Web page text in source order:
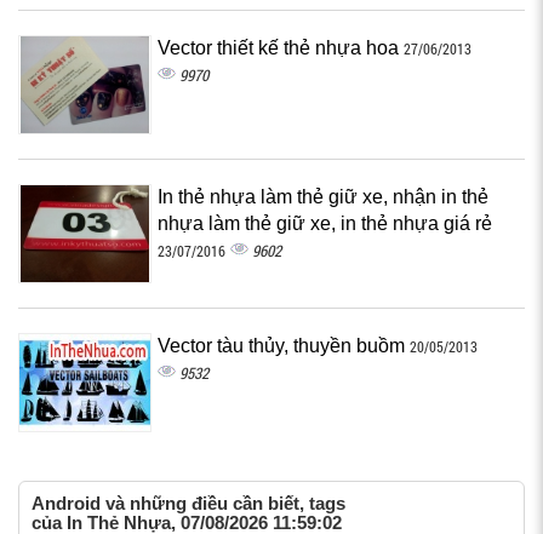
Vector thiết kế thẻ nhựa hoa 27/06/2013
9970
In thẻ nhựa làm thẻ giữ xe, nhận in thẻ
nhựa làm thẻ giữ xe, in thẻ nhựa giá rẻ
23/07/2016 9602
Vector tàu thủy, thuyền buồm 20/05/2013
9532
Android và những điều cần biết, tags
của In Thẻ Nhựa, 07/08/2026 11:59:02